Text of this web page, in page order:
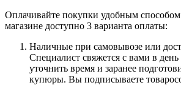
Оплачивайте покупки удобным
магазине доступно 3 варианта оплаты:
Наличные при самовывозе или
Специалист свяжется с вами в
уточнить время и заранее
купюры. Вы подписываете